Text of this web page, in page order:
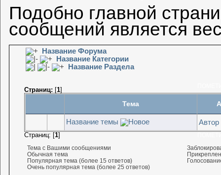
Подобно главной
сообщений является
Название Форума
Название Категории
Название Раздела
Страниц: [1]
Тема
Название темы
Страниц: [1]
Тема с Вашими сообщениями
Обычная тема
Популярная тема (более 15 ответов)
Очень популярная тема (более 25 ответов)